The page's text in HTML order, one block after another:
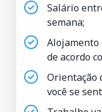
Salário
semana;
Alojamento
de acordo
Orientação
você se